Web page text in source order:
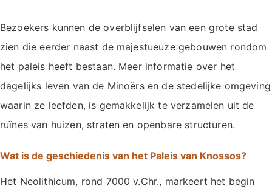
Bezoekers kunnen de overblijfselen van een grote stad
zien die eerder naast de majestueuze gebouwen rondom
het paleis heeft bestaan. Meer informatie over het
dagelijks leven van de Minoërs en de stedelijke omgeving
waarin ze leefden, is gemakkelijk te verzamelen uit de
ruïnes van huizen, straten en openbare structuren.
Wat is de geschiedenis van het Paleis van Knossos?
Het Neolithicum, rond 7000 v.Chr., markeert het begin